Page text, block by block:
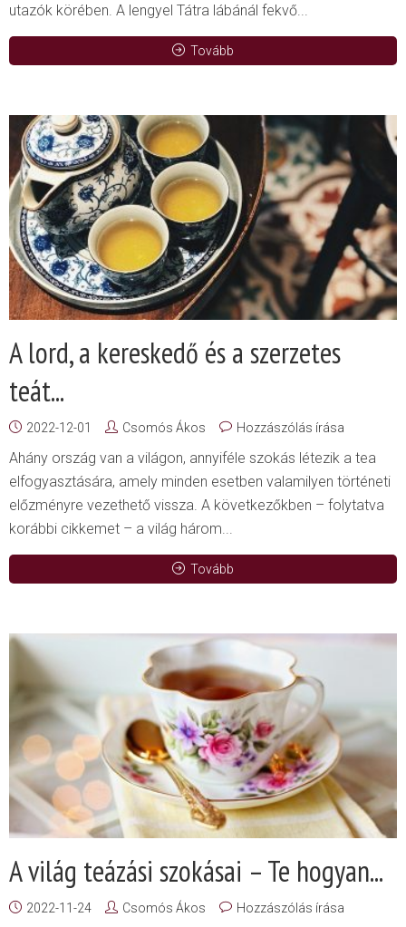
utazók körében. A lengyel Tátra lábánál fekvő...
Tovább
A lord, a kereskedő és a szerzetes
teát...
2022-12-01 Csomós Ákos Hozzászólás írása
Ahány ország van a világon, annyiféle szokás létezik a tea
elfogyasztására, amely minden esetben valamilyen történeti
előzményre vezethető vissza. A következőkben – folytatva
korábbi cikkemet – a világ három...
Tovább
A világ teázási szokásai – Te hogyan...
2022-11-24 Csomós Ákos Hozzászólás írása